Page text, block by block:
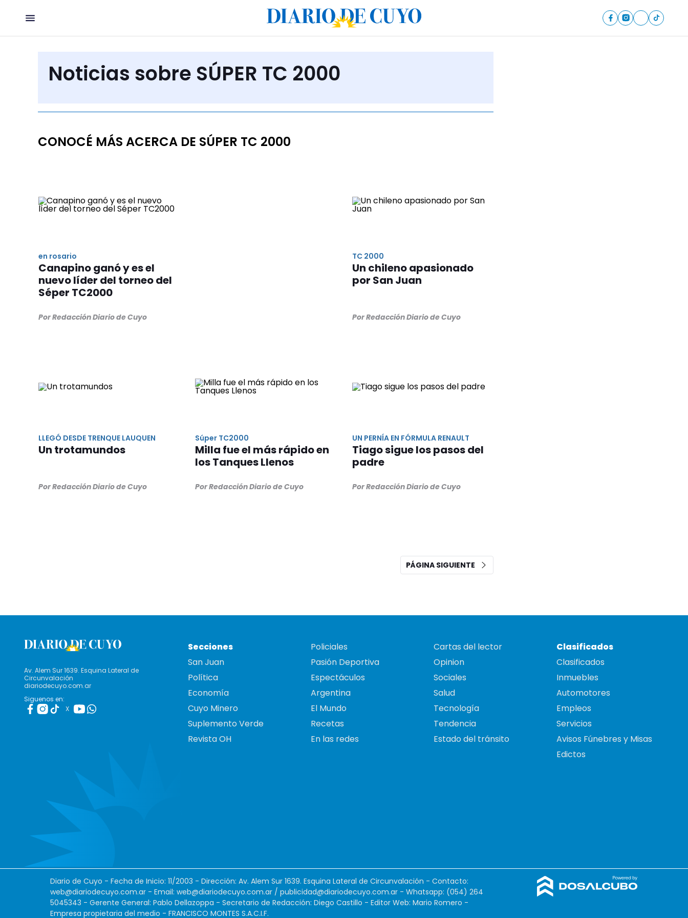
Noticias sobre SÚPER TC 2000
CONOCÉ MÁS ACERCA DE SÚPER TC 2000
en rosario
Canapino ganó y es el
nuevo líder del torneo del
Séper TC2000
Por Redacción Diario de Cuyo
TC 2000
Un chileno apasionado
por San Juan
Por Redacción Diario de Cuyo
LLEGÓ DESDE TRENQUE LAUQUEN
Un trotamundos
Por Redacción Diario de Cuyo
Súper TC2000
Milla fue el más rápido en
los Tanques Llenos
Por Redacción Diario de Cuyo
UN PERNÍA EN FÓRMULA RENAULT
Tiago sigue los pasos del
padre
Por Redacción Diario de Cuyo
PÁGINA SIGUIENTE
Av. Alem Sur 1639. Esquina Lateral de
Circunvalación
diariodecuyo.com.ar
Siguenos en:
X
Secciones
San Juan
Política
Economía
Cuyo Minero
Suplemento Verde
Revista OH
Policiales
Pasión Deportiva
Espectáculos
Argentina
El Mundo
Recetas
En las redes
Cartas del lector
Opinion
Sociales
Salud
Tecnología
Tendencia
Estado del tránsito
Clasificados
Clasificados
Inmuebles
Automotores
Empleos
Servicios
Avisos Fúnebres y Misas
Edictos
Diario de Cuyo - Fecha de Inicio: 11/2003 - Dirección: Av. Alem Sur 1639. Esquina Lateral de Circunvalación - Contacto:
web@diariodecuyo.com.ar - Email: web@diariodecuyo.com.ar / publicidad@diariodecuyo.com.ar - Whatsapp: (054) 264
5045343 - Gerente General: Pablo Dellazoppa - Secretario de Redacción: Diego Castillo - Editor Web: Mario Romero -
Empresa propietaria del medio - FRANCISCO MONTES S.A.C.I.F.